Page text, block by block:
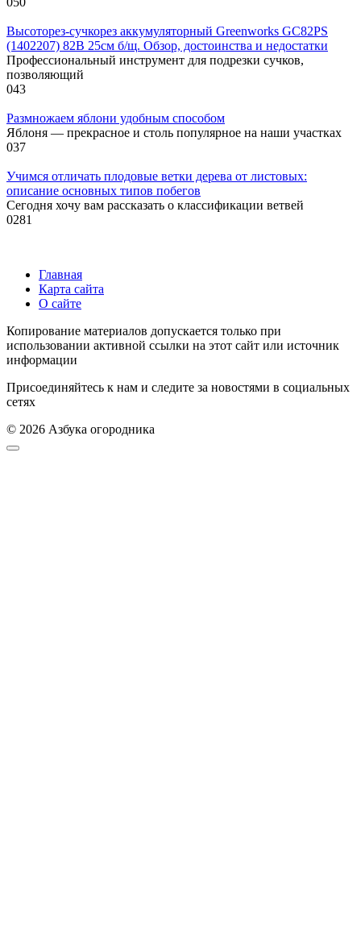
Высоторез-сучкорез аккумуляторный Greenworks GC82PS
(1402207) 82В 25см б/щ. Обзор, достоинства и недостатки
Профессиональный инструмент для подрезки сучков,
позволяющий
043
Размножаем яблони удобным способом
Яблоня — прекрасное и столь популярное на наши участках
037
Учимся отличать плодовые ветки дерева от листовых:
описание основных типов побегов
Сегодня хочу вам рассказать о классификации ветвей
0281
Главная
Карта сайта
О сайте
Копирование материалов допускается только при
использовании активной ссылки на этот сайт или источник
информации
Присоединяйтесь к нам и следите за новостями в социальных
сетях
© 2026 Азбука огородника